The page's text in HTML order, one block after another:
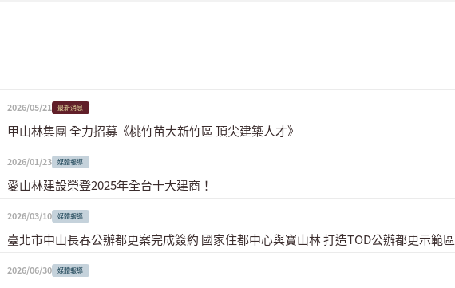
2026/05/21 最新消息
甲山林集團 全力招募《桃竹苗大新竹區 頂尖建築人才》
2026/01/23 媒體報導
愛山林建設榮登2025年全台十大建商！
2026/03/10 媒體報導
臺北市中山長春公辦都更案完成簽約 國家住都中心與寶山林 打造TOD公辦都更示範區
2026/06/30 媒體報導